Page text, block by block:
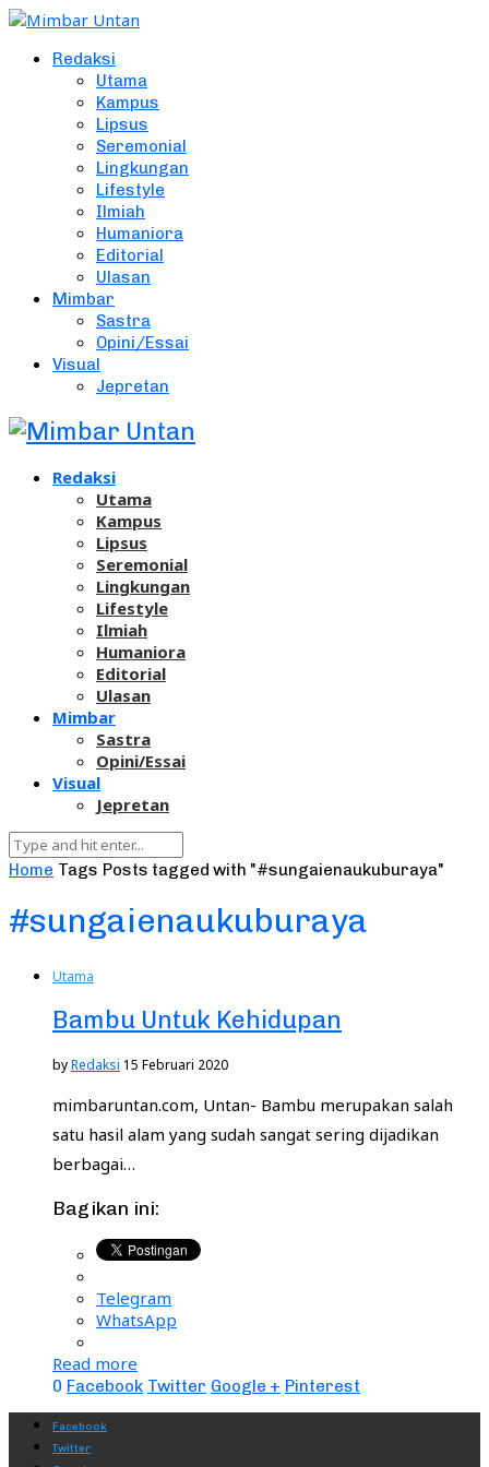
Redaksi
Utama
Kampus
Lipsus
Seremonial
Lingkungan
Lifestyle
Ilmiah
Humaniora
Editorial
Ulasan
Mimbar
Sastra
Opini/Essai
Visual
Jepretan
Redaksi
Utama
Kampus
Lipsus
Seremonial
Lingkungan
Lifestyle
Ilmiah
Humaniora
Editorial
Ulasan
Mimbar
Sastra
Opini/Essai
Visual
Jepretan
Home Tags Posts tagged with "#sungaienaukuburaya"
#sungaienaukuburaya
Utama
Bambu Untuk Kehidupan
byRedaksi 15 Februari 2020
mimbaruntan.com, Untan- Bambu merupakan salah
satu hasil alam yang sudah sangat sering dijadikan
berbagai…
Bagikan ini:
Telegram
WhatsApp
Read more
0 Facebook Twitter Google + Pinterest
Facebook
Twitter